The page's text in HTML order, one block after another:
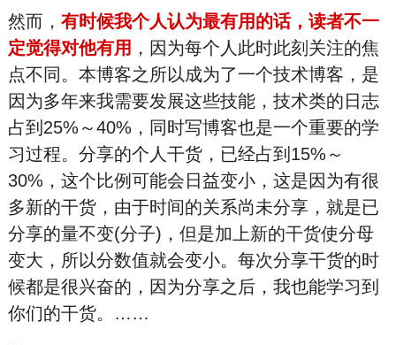
然而， 有时候我个人认为最有用的话，读者不一
定觉得对他有用 ，因为每个人此时此刻关注的焦
点不同。本博客之所以成为了一个技术博客，是
因为多年来我需要发展这些技能，技术类的日志
占到25%～40%，同时写博客也是一个重要的学
习过程。分享的个人干货，已经占到15%～
30%，这个比例可能会日益变小，这是因为有很
多新的干货，由于时间的关系尚未分享，就是已
分享的量不变(分子)，但是加上新的干货使分母
变大，所以分数值就会变小。每次分享干货的时
候都是很兴奋的，因为分享之后，我也能学习到
你们的干货。……